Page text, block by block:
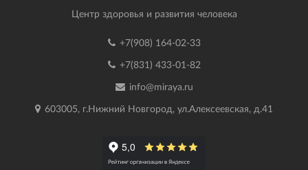
Центр здоровья и развития человека
+7(908) 164-02-33
+7(831) 433-01-82
info@miraya.ru
603005, г.Нижний Новгород, ул.Алексеевская, д.41